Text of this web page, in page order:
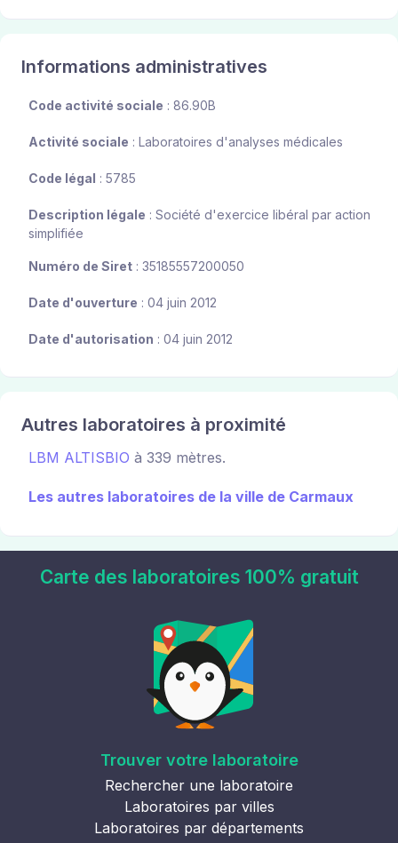
Informations administratives
Code activité sociale : 86.90B
Activité sociale : Laboratoires d'analyses médicales
Code légal : 5785
Description légale : Société d'exercice libéral par action
simplifiée
Numéro de Siret : 35185557200050
Date d'ouverture : 04 juin 2012
Date d'autorisation : 04 juin 2012
Autres laboratoires à proximité
LBM ALTISBIO à 339 mètres.
Les autres laboratoires de la ville de Carmaux
Carte des laboratoires 100% gratuit
Trouver votre laboratoire
Rechercher une laboratoire
Laboratoires par villes
Laboratoires par départements